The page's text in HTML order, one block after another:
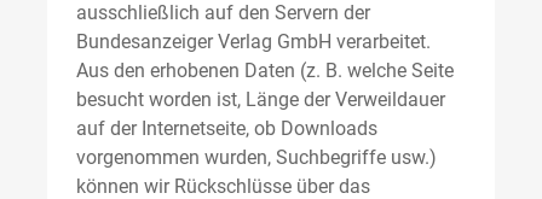
ausschließlich auf den Servern der
Bundesanzeiger Verlag GmbH verarbeitet.
Aus den erhobenen Daten (z. B. welche Seite
besucht worden ist, Länge der Verweildauer
auf der Internetseite, ob Downloads
vorgenommen wurden, Suchbegriffe usw.)
können wir Rückschlüsse über das